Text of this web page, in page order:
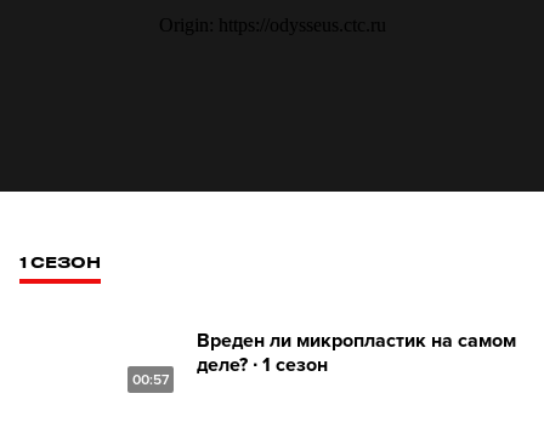
1 СЕЗОН
00:57
Вреден ли микропластик на самом
деле? ∙ 1 сезон